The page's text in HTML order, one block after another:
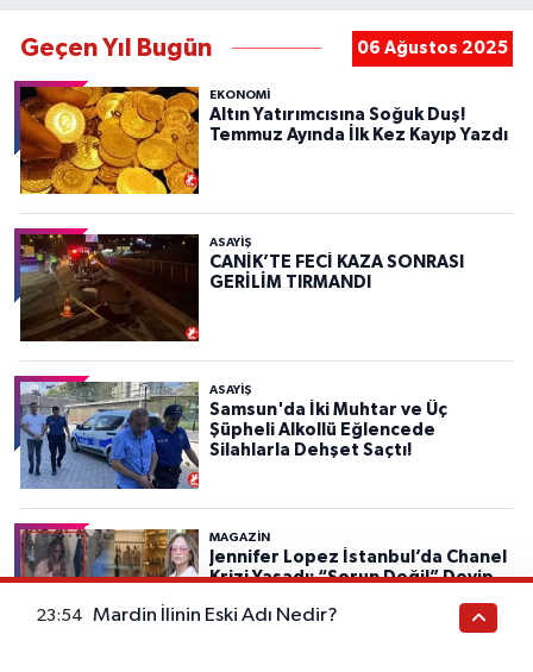
Geçen Yıl Bugün 06 Ağustos 2025
EKONOMİ
Altın Yatırımcısına Soğuk Duş!
Temmuz Ayında İlk Kez Kayıp Yazdı
ASAYIŞ
CANİK’TE FECİ KAZA SONRASI
GERİLİM TIRMANDI
ASAYIŞ
Samsun'da İki Muhtar ve Üç
Şüpheli Alkollü Eğlencede
Silahlarla Dehşet Saçtı!
MAGAZİN
Jennifer Lopez İstanbul’da Chanel
Krizi Yaşadı: “Sorun Değil” Deyip
23:54
Mardin İlinin Eski Adı Nedir?